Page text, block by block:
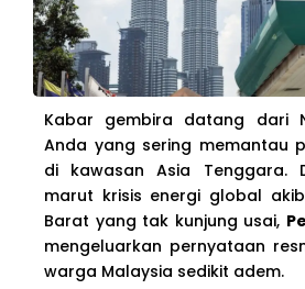
Kabar gembira datang dari
Anda yang sering memantau
di kawasan Asia Tenggara.
marut krisis energi global
Barat yang tak kunjung usai,
mengeluarkan pernyataan
warga Malaysia sedikit adem.